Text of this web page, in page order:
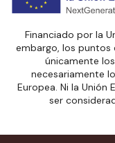
Financiado por la
embargo, los puntos
únicamente
necesariamente
Europea. Ni la Unión
ser